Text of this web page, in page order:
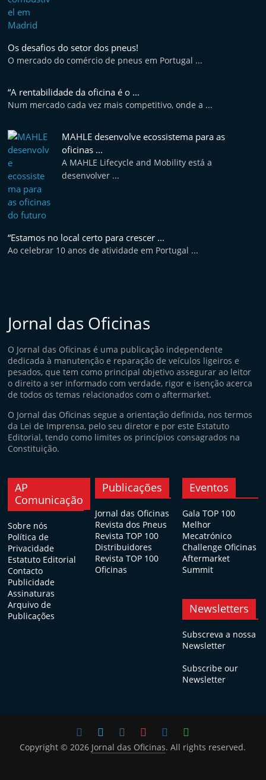
Os desafios do setor dos pneus!
O mercado do comércio de pneus em Portugal ...
“A rentabilidade da oficina é o ...
Num mercado cada vez mais competitivo, onde a ...
MAHLE desenvolve ecossistema para as
oficinas ...
A MAHLE Lifecycle and Mobility está a
desenvolver ...
“Estamos no local certo para crescer ...
Ao celebrar 10 anos de atividade em Portugal ...
Jornal das Oficinas
O Jornal das Oficinas é uma publicação independente
dedicada à manutenção e reparação de veículos ligeiros e
pesados, que tem como principal objetivo assegurar ao leitor
o direito a ser informado com verdade, rigor e isenção acerca
de todos os temas relacionados com o aftermarket.
O Jornal das Oficinas segue a orientação definida, nos termos
da Lei de Imprensa, pelo seu diretor e por este Estatuto
Editorial, tendo como limites os princípios consagrados na
Constituição.
AP
Comunicação
Sobre nós
Política de
Privacidade
Estatuto Editorial
Contacto
Publicidade
Assinaturas
Arquivo de
Publicações
Publicações
Jornal das Oficinas
Revista dos Pneus
Revista TOP 100
Distribuidores
Revista TOP 100
Oficinas
Eventos
Gala TOP 100
Melhor
Mecatrónico
Challenge Oficinas
Aftermarket
Summit
Newsletters
Subscreva a nossa
Newsletter
Subscribe our
Newsletter
Copyright © 2026 Jornal das Oficinas. All rights reserved.